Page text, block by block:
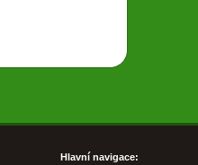
Hlavní navigace: